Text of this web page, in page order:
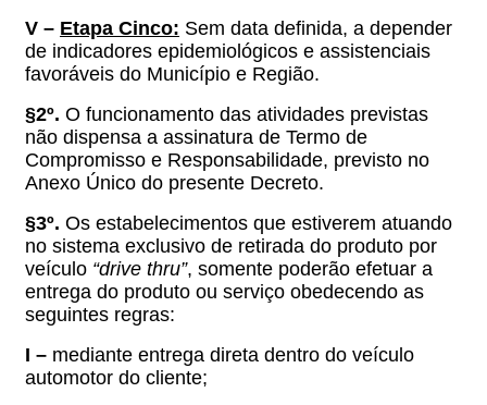
V – Etapa Cinco: Sem data definida, a depender
de indicadores epidemiológicos e assistenciais
favoráveis do Município e Região.
§2º. O funcionamento das atividades previstas
não dispensa a assinatura de Termo de
Compromisso e Responsabilidade, previsto no
Anexo Único do presente Decreto.
§3º. Os estabelecimentos que estiverem atuando
no sistema exclusivo de retirada do produto por
veículo “drive thru”, somente poderão efetuar a
entrega do produto ou serviço obedecendo as
seguintes regras:
I – mediante entrega direta dentro do veículo
automotor do cliente;